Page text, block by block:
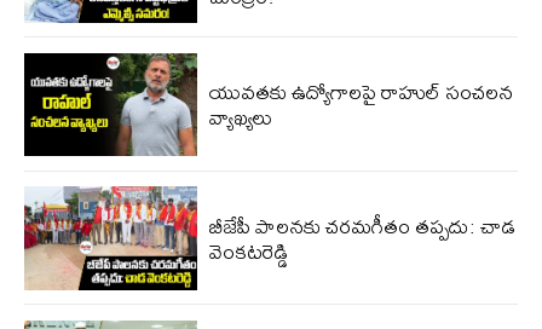
యువతకు ఉద్యోగాలపై రాహుల్ సంచలన
వ్యాఖ్యలు
బీజేపీ పాలనకు చరమగీతం తప్పదు: చాడ
వెంకటరెడ్డి